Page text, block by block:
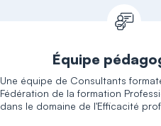
Équipe
Une équipe de Consultants
Fédération de la formation
dans le domaine de l'Efficacité